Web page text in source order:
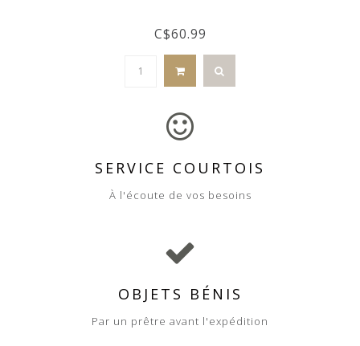
C$60.99
SERVICE COURTOIS
À l'écoute de vos besoins
OBJETS BÉNIS
Par un prêtre avant l'expédition